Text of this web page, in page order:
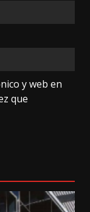
y web en
que